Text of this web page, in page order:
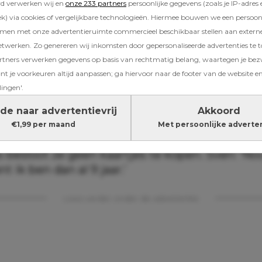
verwerken wij en onze 233 partners persoonlijke gegevens (zoals je IP-adres
via cookies of vergelijkbare technologieën. Hiermee bouwen we een
met onze advertentieruimte commercieel beschikbaar stellen aan
Zo genereren wij inkomsten door gepersonaliseerde advertenties te
verwerken gegevens op basis van rechtmatig belang, waartegen je
je voorkeuren altijd aanpassen; ga hiervoor naar de footer van de website
naar advertentievrij
€1,99 per maand
Akkoord
Met persoonlijke
is altijd mis.
niks van’
in het Nederlands en mijn moeder zal het
Sven zijn brief. ‘Ik luister graag naar uw
of ga tekenen op mijn kamer, staat de
schrijft hij dat zijn moeder ‘een
dacht dat Sven te jong was voor een concert
besloot ze geen kaartjes te kopen. Sven:
ik ben dan al 9 jaar.’